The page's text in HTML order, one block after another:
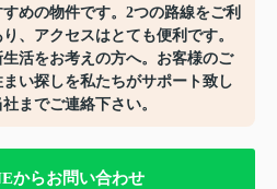
めの物件です。2つの路線をご利
、アクセスはとても便利です。
活をお考えの方へ。お客様のご
い探しを私たちがサポート致し
までご連絡下さい。
からお問い合わせ